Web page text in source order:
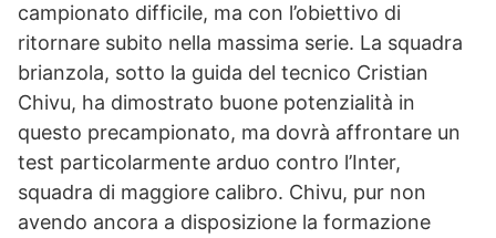
campionato difficile, ma con l’obiettivo di
ritornare subito nella massima serie. La squadra
brianzola, sotto la guida del tecnico Cristian
Chivu, ha dimostrato buone potenzialità in
questo precampionato, ma dovrà affrontare un
test particolarmente arduo contro l’Inter,
squadra di maggiore calibro. Chivu, pur non
avendo ancora a disposizione la formazione